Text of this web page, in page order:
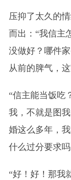
压抑了太久的
而出：“我信主
没做好？哪件
从前的脾气，
“信主能当饭吃
我，不就是图
婚这么多年，
什么过分要求吗
“好！好！那我